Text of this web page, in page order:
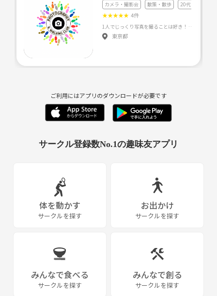
カメラ・撮影会 散策・散歩 20代友達づくり
★★★★★ 4件
東京都
ご利用にはアプリのダウンロードが必要です
サークル登録数No.1の趣味友アプリ
体を動かす
サークルを探す
お出かけ
サークルを探す
みんなで食べる
サークルを探す
みんなで創る
サークルを探す